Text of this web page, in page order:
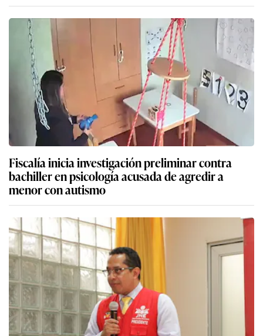
Fiscalía inicia investigación preliminar contra
bachiller en psicología acusada de agredir a
menor con autismo